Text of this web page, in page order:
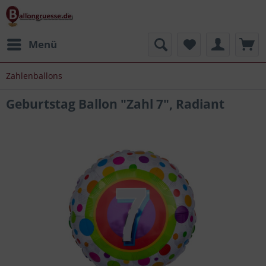
Menü
Zahlenballons
Geburtstag Ballon "Zahl 7", Radiant